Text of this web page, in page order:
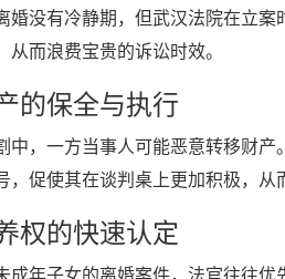
婚没有冷静期，但武汉法院在立
从而浪费宝贵的诉讼时效。
的保全与执行
中，一方当事人可能恶意转移财
，促使其在谈判桌上更加积极，从
权的快速认定
成年子女的离婚案件，法官往往